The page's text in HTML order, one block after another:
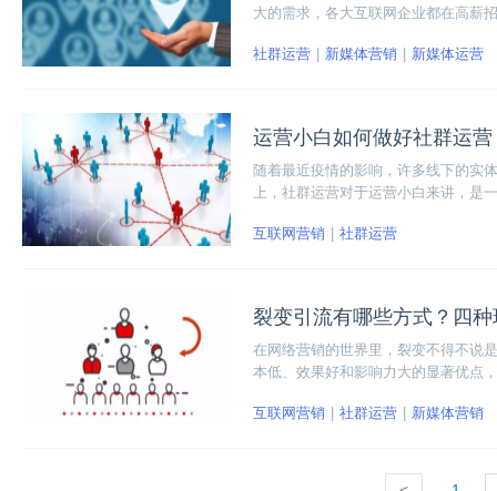
大的需求，各大互联网企业都在高薪
社群运营
新媒体营销 新媒体运营
运营小白如何做好社群运营
随着最近疫情的影响，许多线下的实
上，社群运营对于运营小白来讲，是
互联网营销
社群运营
裂变引流有哪些方式？四
在网络营销的世界里，裂变不得不说
本低、效果好和影响力大的显著优点
互联网营销
社群运营 新媒体营销